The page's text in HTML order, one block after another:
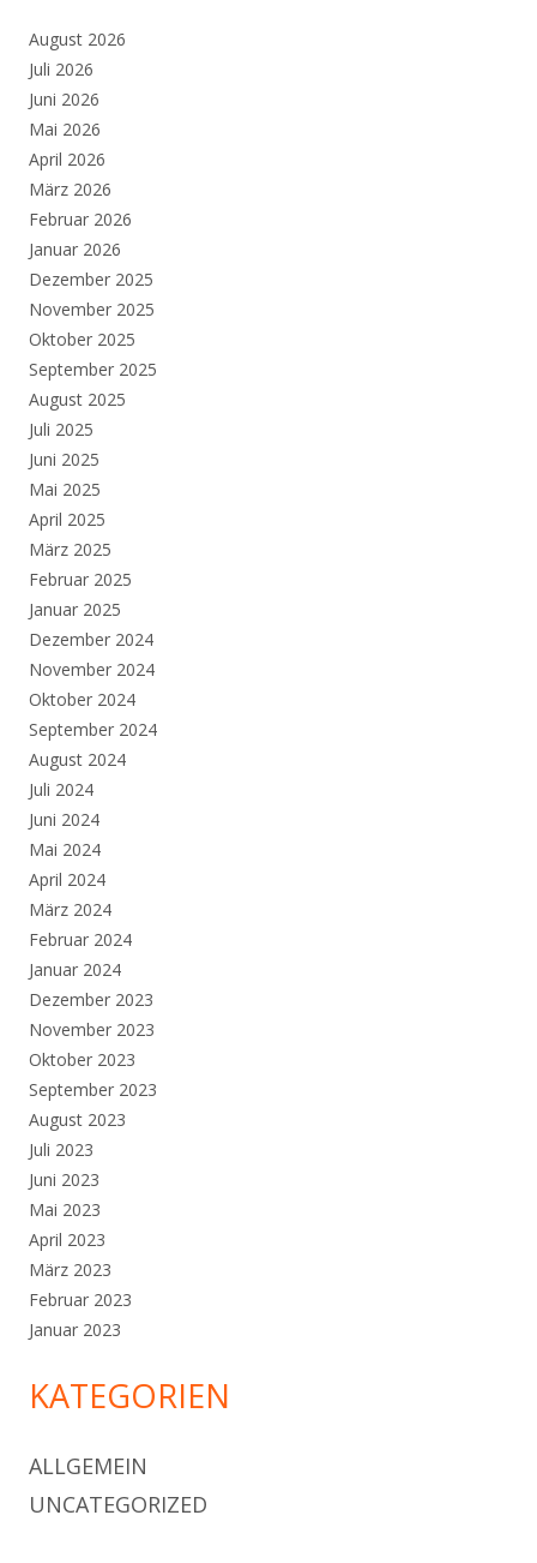
August 2026
Juli 2026
Juni 2026
Mai 2026
April 2026
März 2026
Februar 2026
Januar 2026
Dezember 2025
November 2025
Oktober 2025
September 2025
August 2025
Juli 2025
Juni 2025
Mai 2025
April 2025
März 2025
Februar 2025
Januar 2025
Dezember 2024
November 2024
Oktober 2024
September 2024
August 2024
Juli 2024
Juni 2024
Mai 2024
April 2024
März 2024
Februar 2024
Januar 2024
Dezember 2023
November 2023
Oktober 2023
September 2023
August 2023
Juli 2023
Juni 2023
Mai 2023
April 2023
März 2023
Februar 2023
Januar 2023
KATEGORIEN
ALLGEMEIN
UNCATEGORIZED